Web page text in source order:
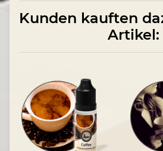
Kunden kauften
Artikel: